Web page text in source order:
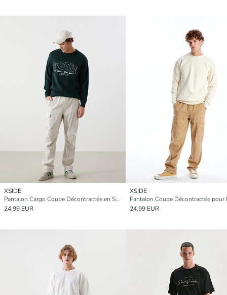
XSIDE
Pantalon Cargo Coupe Décontractée en Sergé pour Hommes
24.99 EUR
XSIDE
24.99 EUR